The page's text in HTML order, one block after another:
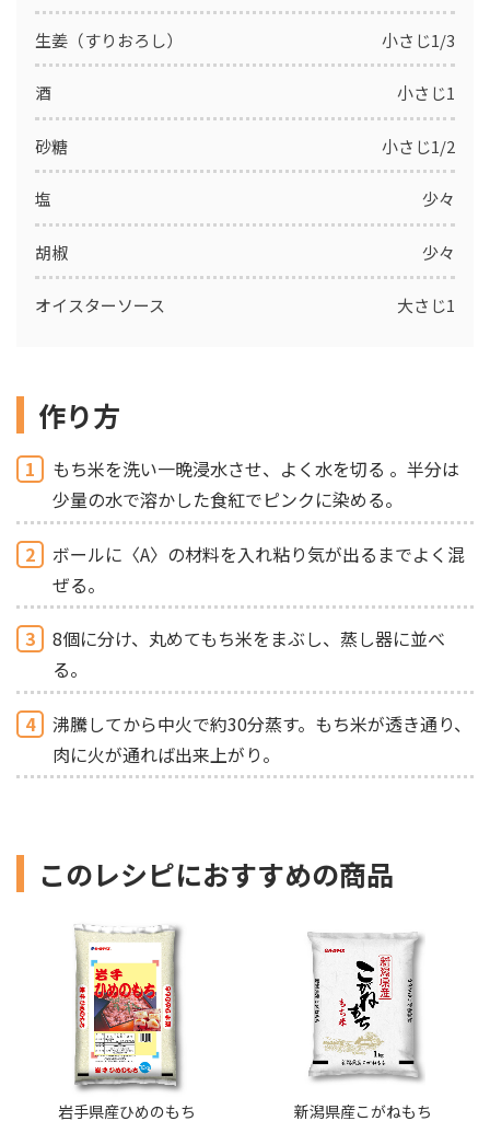
生姜（すりおろし） 小さじ1/3
酒 小さじ1
砂糖 小さじ1/2
塩 少々
胡椒 少々
オイスターソース 大さじ1
作り方
1
もち米を洗い一晩浸水させ、よく水を切る 。半分は
少量の水で溶かした食紅でピンクに染める。
2
ボールに〈A〉の材料を入れ粘り気が出るまでよく混
ぜる。
3
8個に分け、丸めてもち米をまぶし、蒸し器に並べ
る。
4
沸騰してから中火で約30分蒸す。もち米が透き通り、
肉に火が通れば出来上がり。
このレシピにおすすめの商品
岩手県産ひめのもち 新潟県産こがねもち